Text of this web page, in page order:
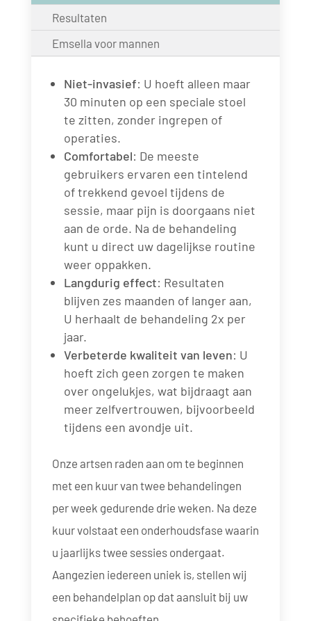
Resultaten
Emsella voor mannen
Niet-invasief: U hoeft alleen maar
30 minuten op een speciale stoel
te zitten, zonder ingrepen of
operaties.
Comfortabel: De meeste
gebruikers ervaren een tintelend
of trekkend gevoel tijdens de
sessie, maar pijn is doorgaans niet
aan de orde. Na de behandeling
kunt u direct uw dagelijkse routine
weer oppakken.
Langdurig effect: Resultaten
blijven zes maanden of langer aan,
U herhaalt de behandeling 2x per
jaar.
Verbeterde kwaliteit van leven: U
hoeft zich geen zorgen te maken
over ongelukjes, wat bijdraagt aan
meer zelfvertrouwen, bijvoorbeeld
tijdens een avondje uit.
Onze artsen raden aan om te beginnen
met een kuur van twee behandelingen
per week gedurende drie weken. Na deze
kuur volstaat een onderhoudsfase waarin
u jaarlijks twee sessies ondergaat.
Aangezien iedereen uniek is, stellen wij
een behandelplan op dat aansluit bij uw